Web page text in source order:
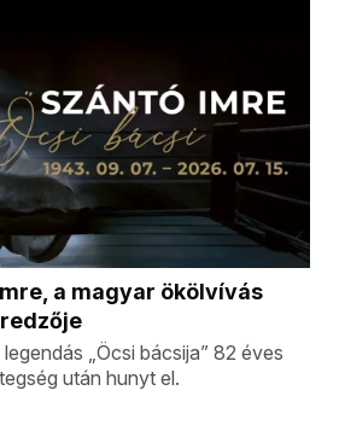
a magyar ökölvívás
„Öcsi bácsija” 82 éves
után hunyt el.